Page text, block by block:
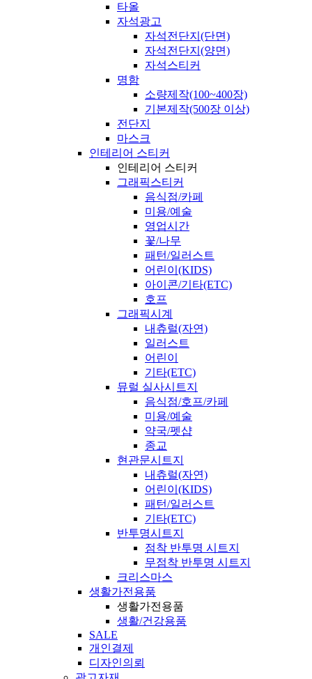
타올
자석광고
자석전단지(단면)
자석전단지(양면)
자석스티커
명함
소량제작(100~400장)
기본제작(500장 이상)
전단지
마스크
인테리어 스티커
인테리어 스티커
그래픽스티커
음식점/카페
미용/예술
영업시간
꽃/나무
패턴/일러스트
어린이(KIDS)
아이콘/기타(ETC)
호프
그래픽시계
내츄럴(자연)
일러스트
어린이
기타(ETC)
뮤럴 실사시트지
음식점/호프/카페
미용/예술
약국/펫샵
종교
현관문시트지
내츄럴(자연)
어린이(KIDS)
패턴/일러스트
기타(ETC)
반투명시트지
점착 반투명 시트지
무점착 반투명 시트지
크리스마스
생활가전용품
생활가전용품
생활/건강용품
SALE
개인결제
디자인의뢰